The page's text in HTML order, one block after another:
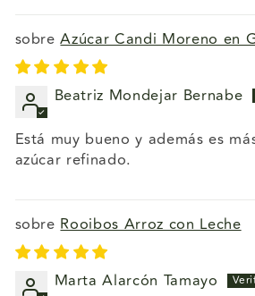
Azúcar Candi Moreno en
Beatriz Mondejar Bernabe
Está muy bueno y además es
azúcar refinado.
Rooibos Arroz con Leche
Marta Alarcón Tamayo